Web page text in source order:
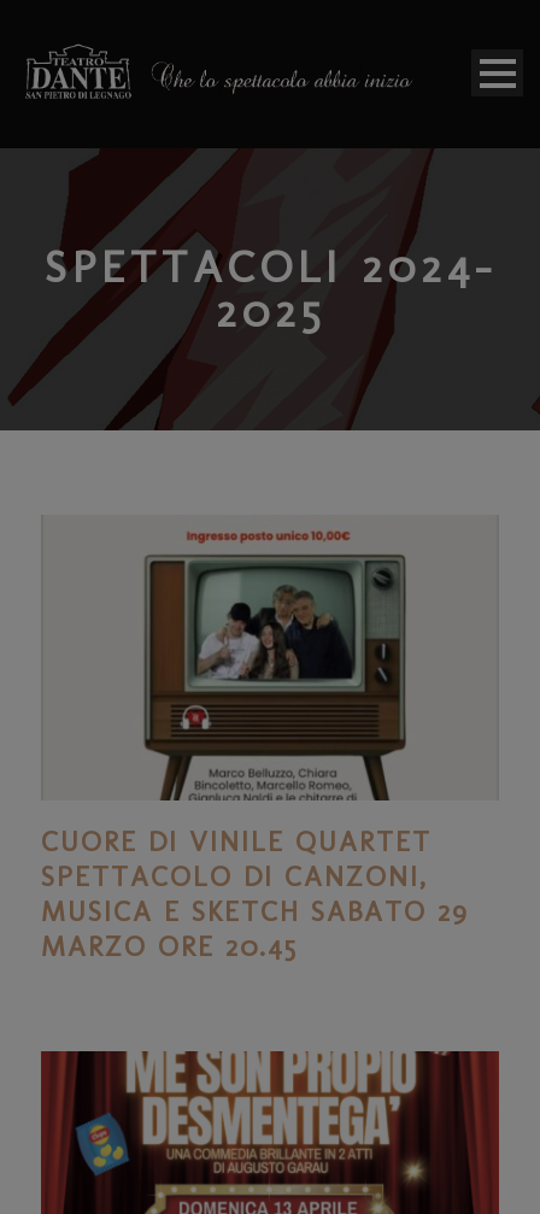
SPETTACOLI 2024-
2025
CUORE DI VINILE QUARTET
SPETTACOLO DI CANZONI,
MUSICA E SKETCH SABATO 29
MARZO ORE 20.45